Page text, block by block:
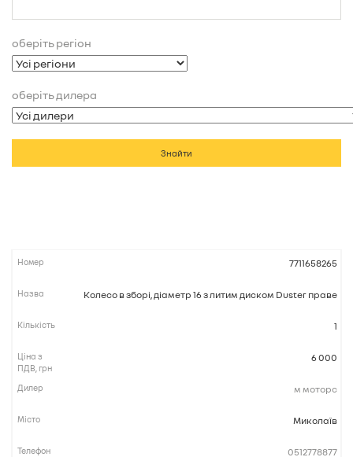
оберіть регіон
оберіть дилера
Знайти
7711658265
Колесо в зборі, діаметр 16 з литим диском Duster праве
1
6 000
м моторс
Миколаїв
0512778877